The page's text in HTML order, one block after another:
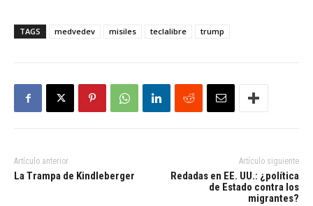
TAGS medvedev misiles teclalibre trump
Artículo anterior
La Trampa de Kindleberger
Artículo siguiente
Redadas en EE. UU.: ¿política
de Estado contra los
migrantes?